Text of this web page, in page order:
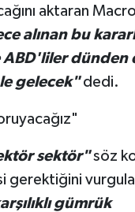
aktaran
alınan bu
dünden
gelecek"dedi.
sektör"söz
gerektiğini
gümrük